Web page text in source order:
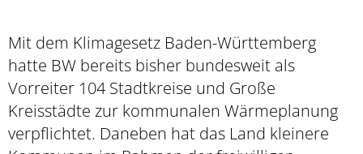
Mit dem Klimagesetz Baden-Württemberg
hatte BW bereits bisher bundesweit als
Vorreiter 104 Stadtkreise und Große
Kreisstädte zur kommunalen Wärmeplanung
verpflichtet. Daneben hat das Land kleinere